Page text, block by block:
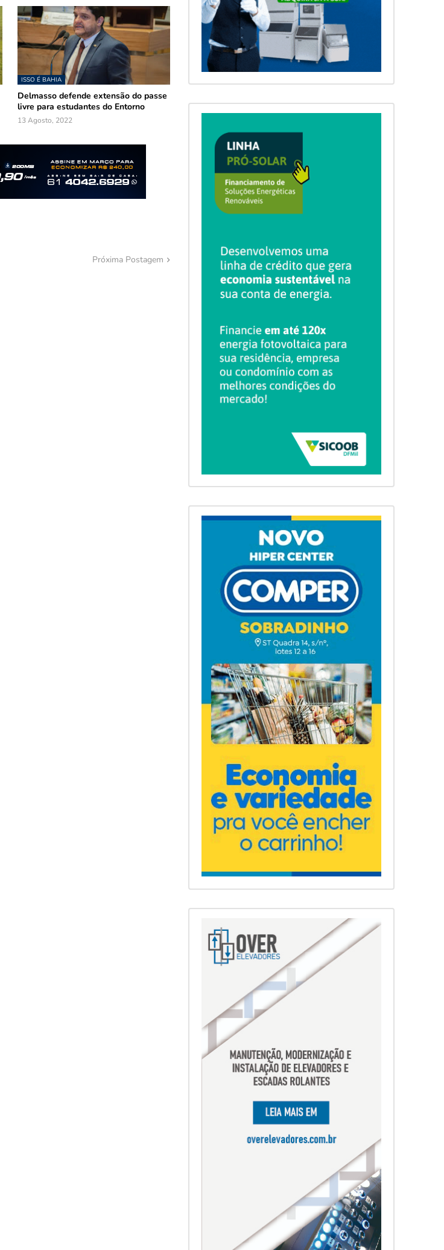
ISSO É BAHIA
Delmasso defende extensão do passe
livre para estudantes do Entorno
13 Agosto, 2022
Próxima Postagem